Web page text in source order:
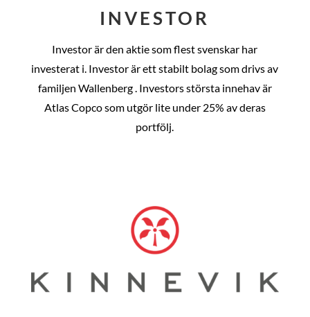
INVESTOR
Investor är den aktie som flest svenskar har
investerat i. Investor är ett stabilt bolag som drivs av
familjen Wallenberg . Investors största innehav är
Atlas Copco som utgör lite under 25% av deras
portfölj.